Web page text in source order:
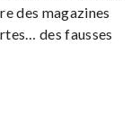
des magazines
des fausses